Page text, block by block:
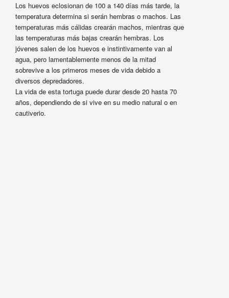
Los huevos eclosionan de 100 a 140 días más tarde, la
temperatura determina si serán hembras o machos. Las
temperaturas más cálidas crearán machos, mientras que
las temperaturas más bajas crearán hembras. Los
jóvenes salen de los huevos e instintivamente van al
agua, pero lamentablemente menos de la mitad
sobrevive a los primeros meses de vida debido a
diversos depredadores.
La vida de esta tortuga puede durar desde 20 hasta 70
años, dependiendo de si vive en su medio natural o en
cautiverio.